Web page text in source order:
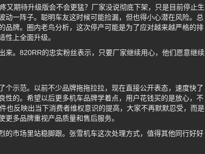
又期待升级版会不会更猛？厂家没说彻底下架，只是目前停止生
一阵子。聪明车友这时候可能捡漏，但也得小心潜在风险。总
牌。圈内老鸟分析，这次停产可能是为了应对越来越严格的排
性上全面升级。
来。820RR的忠实粉丝表示，只要厂家继续用心，他们愿意继续
示范。以前不少品牌拖拖拉拉，现在直接公开表态，速度快了
的。希望以后更多机车品牌学着点，用户花钱买的是放心，不
也反映出当下消费者维权意识的提高，大家不再默默忍受，而是
多品牌重视产品质量和售后服务。
市场里站稳脚跟。张雪机车这次处理方式，值得其他同行好好